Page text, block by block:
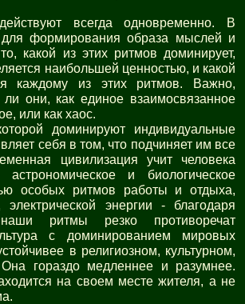
всегда одновременно. В
для формирования образа мыслей и
какой из этих ритмов доминирует,
наибольшей ценностью, и какой
каждому из этих ритмов. Важно,
они, как единое взаимосвязанное
или как хаос.
доминируют индивидуальные
себя в том, что подчиняет им все
цивилизация учит человека
астрономическое и биологическое
особых ритмов работы и отдыха,
электрической энергии - благодаря
ритмы резко противоречат
с доминированием мировых
в религиозном, культурном,
гораздо медленнее и разумнее.
на своем месте жителя, а не